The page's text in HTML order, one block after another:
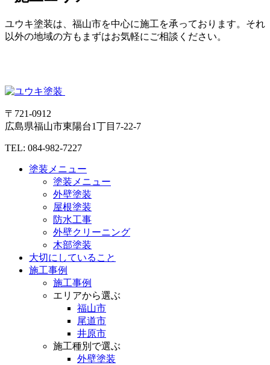
ユウキ塗装は、福山市を中心に施工を承っております。それ
以外の地域の方もまずはお気軽にご相談ください。
〒721-0912
広島県福山市東陽台1丁目7-22-7
TEL: 084-982-7227
塗装メニュー
塗装メニュー
外壁塗装
屋根塗装
防水工事
外壁クリーニング
木部塗装
大切にしていること
施工事例
施工事例
エリアから選ぶ
福山市
尾道市
井原市
施工種別で選ぶ
外壁塗装